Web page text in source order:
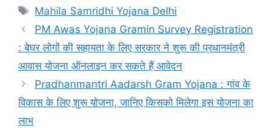
Tags
Mahila Samridhi Yojana Delhi
PM Awas Yojana Gramin Survey Registration
: बेघर लोगों की सहायता के लिए सरकार ने शुरू की प्रधानमंत्री
आवास योजना ऑनलाइन कर सकते हैं आवेदन
Pradhanmantri Aadarsh Gram Yojana : गांव के
विकास के लिए शुरू योजना, जानिए किसको मिलेगा इस योजना का
लाभ